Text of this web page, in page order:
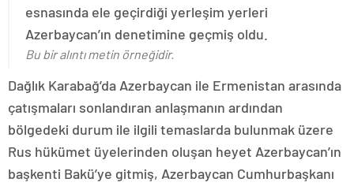
esnasında ele geçirdiği yerleşim yerleri
Azerbaycan’ın denetimine geçmiş oldu.
Bu bir alıntı metin örneğidir.
Dağlık Karabağ’da Azerbaycan ile Ermenistan arasında
çatışmaları sonlandıran anlaşmanın ardından
bölgedeki durum ile ilgili temaslarda bulunmak üzere
Rus hükümet üyelerinden oluşan heyet Azerbaycan’ın
başkenti Bakü’ye gitmiş, Azerbaycan Cumhurbaşkanı